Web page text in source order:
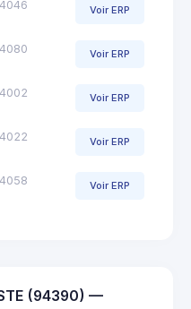
Voir ERP
Voir ERP
Voir ERP
Voir ERP
Voir ERP
(94390) —